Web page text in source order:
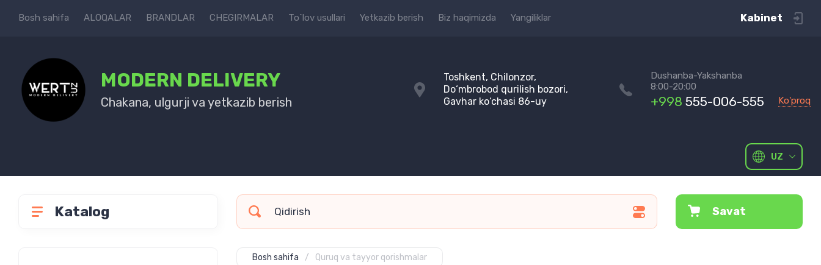
Bosh sahifa ALOQALAR BRANDLAR CHEGIRMALAR To`lov usullari Yetkazib berish Biz haqimizda Yangiliklar Kabinet
MODERN DELIVERY
Chakana, ulgurji va yetkazib berish
Toshkent, Chilonzor,
Do‘mbrobod qurilish bozori,
Gavhar ko‘chasi 86-uy
Dushanba-Yakshanba
8:00-20:00
+998 555-006-555 Ko'proq
UZ
Katalog Savat
Bosh sahifa / Quruq va tayyor qorishmalar